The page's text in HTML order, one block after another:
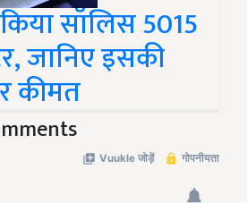
सॉलिस 5015
जानिए इसकी
कीमत